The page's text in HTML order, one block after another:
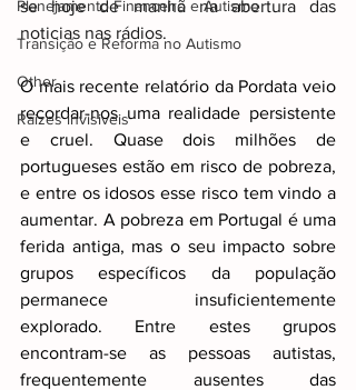
Planejamento Financeiro e Autismo
Transição e Reforma no Autismo
Other
Raizes invisiveis
se hoje de manhã na abertura das
noticias nas rádios.
O mais recente relatório da Pordata veio
recordar-nos uma realidade persistente
e cruel. Quase dois milhões de
portugueses estão em risco de pobreza,
e entre os idosos esse risco tem vindo a
aumentar. A pobreza em Portugal é uma
ferida antiga, mas o seu impacto sobre
grupos específicos da população
permanece insuficientemente
explorado. Entre estes grupos
encontram-se as pessoas autistas,
frequentemente ausentes das